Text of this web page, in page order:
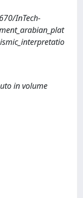
InTech-
in volume